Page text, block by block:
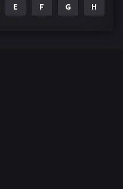
E F G H